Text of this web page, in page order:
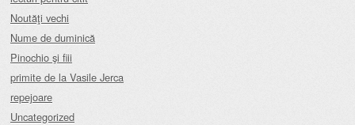
Noutăţi vechi
Nume de duminică
Pinochio şi fiii
primite de la Vasile Jerca
repejoare
Uncategorized